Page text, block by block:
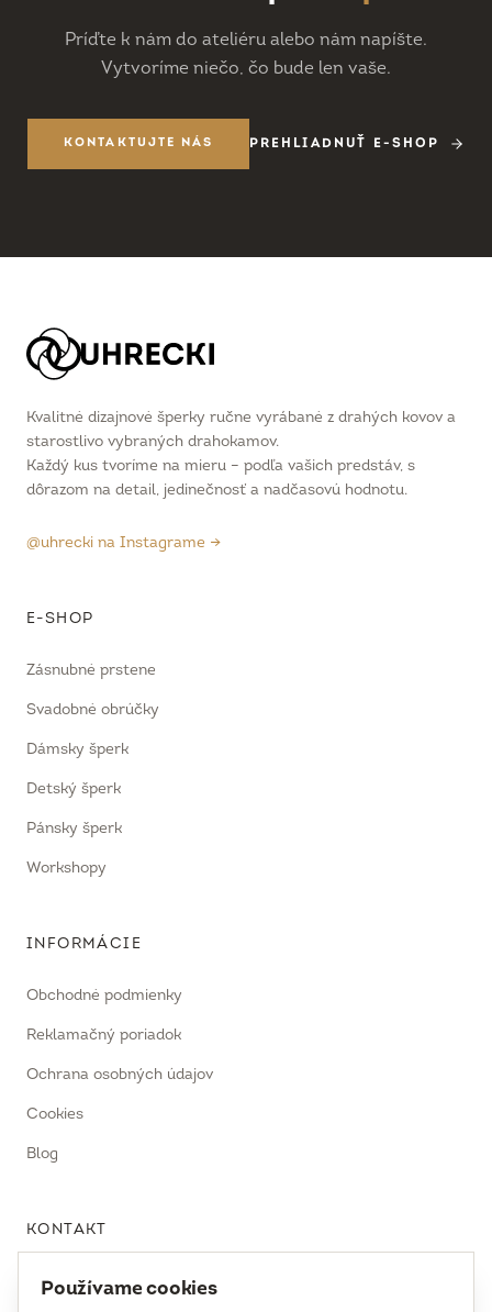
Príďte k nám do ateliéru alebo nám napíšte.
Vytvoríme niečo, čo bude len vaše.
KONTAKTUJTE NÁS PREHLIADNUŤ E-SHOP
Kvalitné dizajnové šperky ručne vyrábané z drahých kovov a
starostlivo vybraných drahokamov.
Každý kus tvoríme na mieru – podľa vašich predstáv, s
dôrazom na detail, jedinečnosť a nadčasovú hodnotu.
@uhrecki na Instagrame →
E-SHOP
Zásnubné prstene
Svadobné obrúčky
Dámsky šperk
Detský šperk
Pánsky šperk
Workshopy
INFORMÁCIE
Obchodné podmienky
Reklamačný poriadok
Ochrana osobných údajov
Cookies
Blog
KONTAKT
Používame cookies